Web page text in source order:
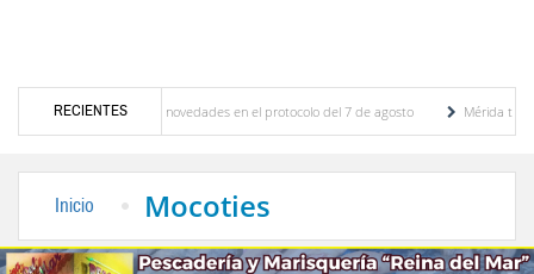
RECIENTES
y se conocieron novedades en el protocolo del 7 de agosto
Mérida territorio
Inicio Mocoties